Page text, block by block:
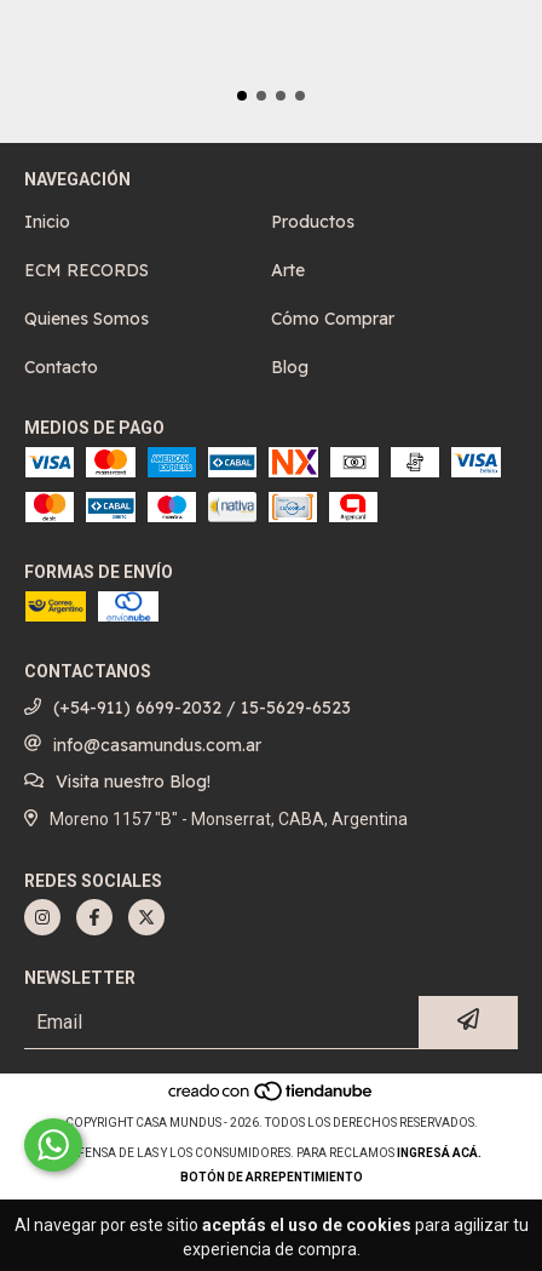
Al navegar por este sitio aceptás el uso de cookies para agilizar tu
experiencia de compra.
NAVEGACIÓN
Inicio Productos
ECM RECORDS Arte
Quienes Somos Cómo Comprar
Contacto Blog
MEDIOS DE PAGO
FORMAS DE ENVÍO
CONTACTANOS
(+54-911) 6699-2032 / 15-5629-6523
info@casamundus.com.ar
Visita nuestro Blog!
Moreno 1157 "B" - Monserrat, CABA, Argentina
REDES SOCIALES
NEWSLETTER
COPYRIGHT CASA MUNDUS - 2026. TODOS LOS DERECHOS RESERVADOS.
DEFENSA DE LAS Y LOS CONSUMIDORES. PARA RECLAMOS
INGRESÁ ACÁ.
BOTÓN DE ARREPENTIMIENTO